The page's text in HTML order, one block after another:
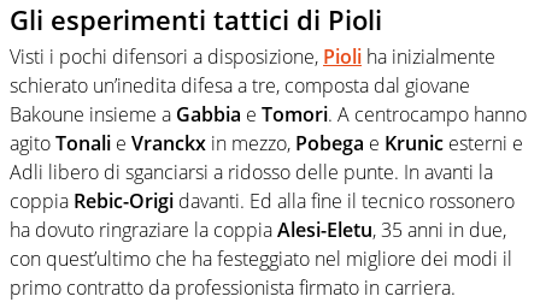
Gli esperimenti tattici di Pioli
Visti i pochi difensori a disposizione, Pioli ha inizialmente
schierato un’inedita difesa a tre, composta dal giovane
Bakoune insieme a Gabbia e Tomori. A centrocampo hanno
agitoTonali e Vranckx in mezzo, Pobega e Krunic esterni e
Adli libero di sganciarsi a ridosso delle punte. In avanti la
coppia Rebic-Origi davanti. Ed alla fine il tecnico rossonero
ha dovuto ringraziare la coppiaAlesi-Eletu, 35 anni in due,
con quest’ultimo che ha festeggiato nel migliore dei modi il
primo contratto da professionista firmato in carriera.